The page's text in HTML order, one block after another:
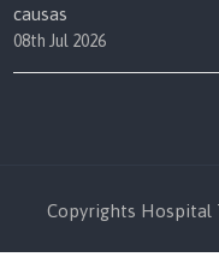
causas
08th Jul 2026
Copyrights Hospital